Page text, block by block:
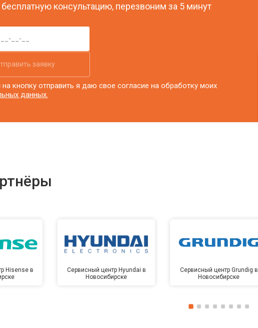
консультацию, перезвоним за 5 минут
заявку
кнопку отправить я даю свое согласие на обработку моих
данных.
Hisense в
Сервисный центр Hyundai в
Новосибирске
Сервисный центр Grundig в
Новосибирске